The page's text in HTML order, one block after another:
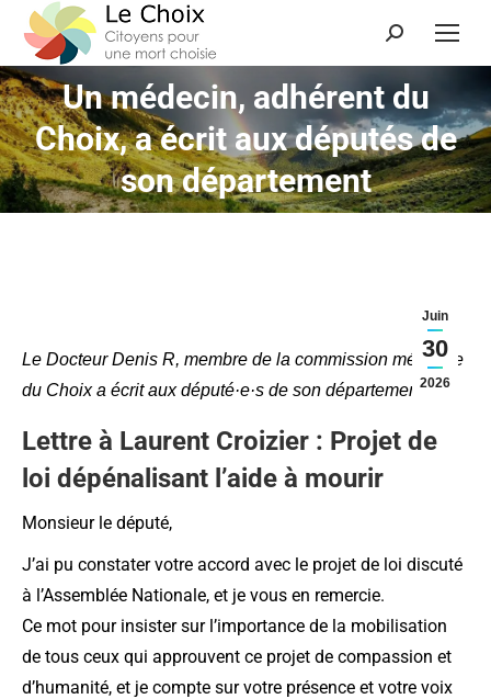
Un médecin, adhérent du
Choix, a écrit aux députés de
son département
Vous êtes ici :
Juin
30
2026
Le Docteur Denis R, membre de la commission médicale
du Choix a écrit aux député·e·s de son département.
Lettre à Laurent Croizier : Projet de
loi dépénalisant l’aide à mourir
Monsieur le député,
J’ai pu constater votre accord avec le projet de loi discuté
à l’Assemblée Nationale, et je vous en remercie.
Ce mot pour insister sur l’importance de la mobilisation
de tous ceux qui approuvent ce projet de compassion et
d’humanité, et je compte sur votre présence et votre voix